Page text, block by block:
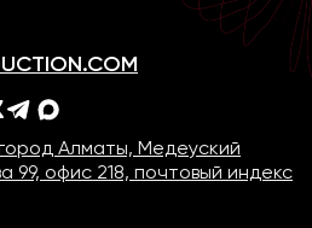
Алматы, Медеуский
99, офис 218, почтовый индекс